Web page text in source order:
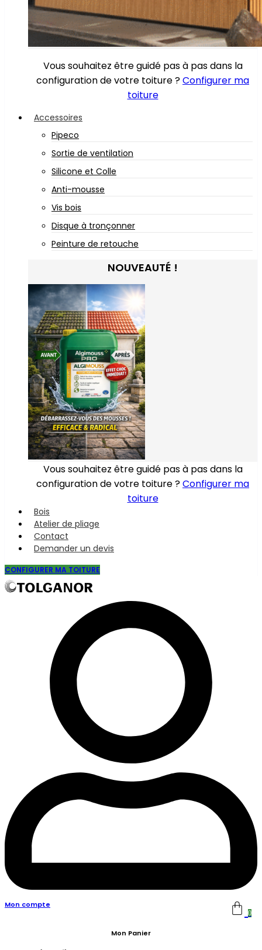
Vous souhaitez être guidé pas à pas dans la
configuration de votre toiture ?Configurer ma
toiture
Accessoires
Pipeco
Sortie de ventilation
Silicone et Colle
Anti-mousse
Vis bois
Disque à tronçonner
Peinture de retouche
NOUVEAUTÉ !
Vous souhaitez être guidé pas à pas dans la
configuration de votre toiture ?Configurer ma
toiture
Bois
Atelier de pliage
Contact
Demander un devis
CONFIGURER MA TOITURE
Mon compte
0
Mon Panier